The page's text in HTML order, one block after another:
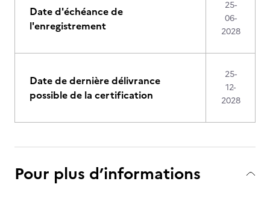
Date d'échéance de
l'enregistrement
25-
06-
2028
Date de dernière délivrance
possible de la certification
25-
12-
2028
Pour plus d’informations